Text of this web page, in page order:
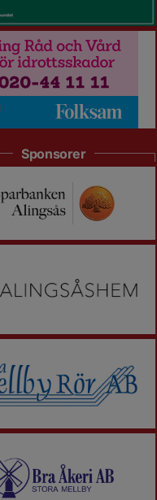
Sponsorer